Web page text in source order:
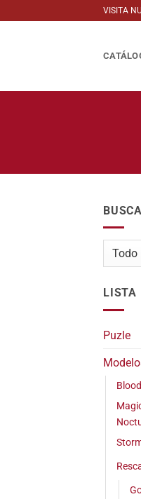
al
VISITA
LISTA
Puzle